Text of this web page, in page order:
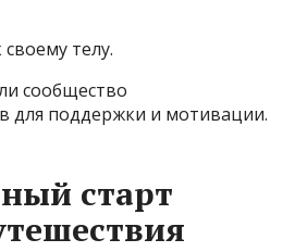
телу.
сообщество
для поддержки и мотивации.
старт